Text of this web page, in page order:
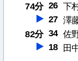
74分 26 下
27 澤
82分 34 佐
18
田